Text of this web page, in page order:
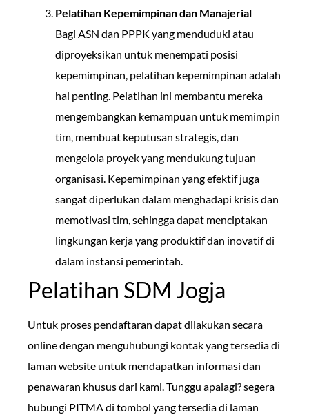
Pelatihan Kepemimpinan dan Manajerial
Bagi ASN dan PPPK yang menduduki atau
diproyeksikan untuk menempati posisi
kepemimpinan, pelatihan kepemimpinan adalah
hal penting. Pelatihan ini membantu mereka
mengembangkan kemampuan untuk memimpin
tim, membuat keputusan strategis, dan
mengelola proyek yang mendukung tujuan
organisasi. Kepemimpinan yang efektif juga
sangat diperlukan dalam menghadapi krisis dan
memotivasi tim, sehingga dapat menciptakan
lingkungan kerja yang produktif dan inovatif di
dalam instansi pemerintah.
Pelatihan SDM Jogja
Untuk proses pendaftaran dapat dilakukan secara
online dengan menguhubungi kontak yang tersedia di
laman website untuk mendapatkan informasi dan
penawaran khusus dari kami. Tunggu apalagi? segera
hubungi PITMA di tombol yang tersedia di laman